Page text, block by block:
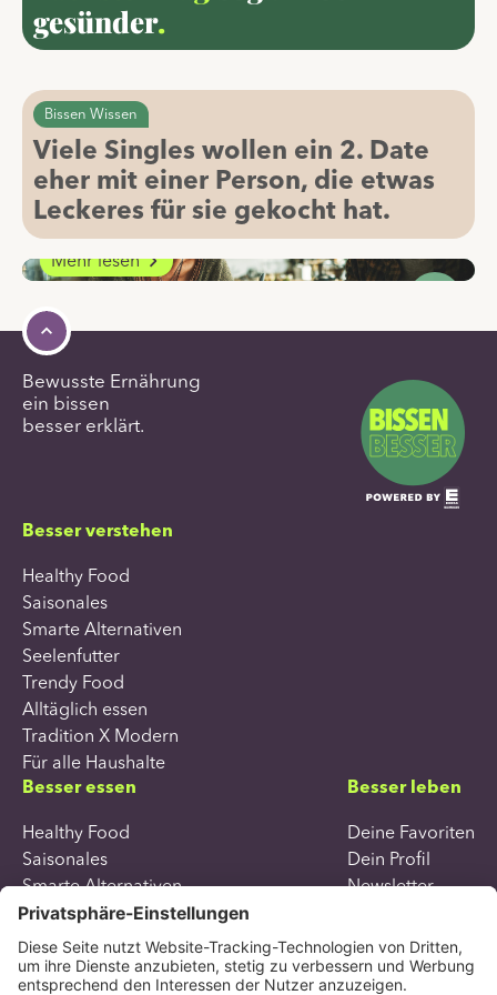
gesünder. Bissen raten
Welche Gehirnhälfte
wird beim Kochen
aktiviert?
Interessant…
Bissen Wissen
Viele Singles wollen ein 2. Date
eher mit einer Person, die etwas
Leckeres für sie gekocht hat.
Für alle Haushalte
Genuss ab 50+
Smarter essen, entspannter leben
Mehr lesen
Bewusste Ernährung
ein bissen
besser erklärt.
Besser verstehen
Healthy Food
Saisonales
Smarte Alternativen
Seelenfutter
Trendy Food
Alltäglich essen
Tradition X Modern
Für alle Haushalte
Besser essen
Healthy Food
Saisonales
Smarte Alternativen
Seelenfutter
Trendy Food
Alltäglich essen
Besser leben
Deine Favoriten
Dein Profil
Newsletter